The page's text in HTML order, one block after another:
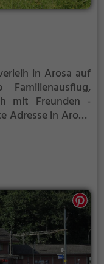
in Arosa auf
Familienausflug,
mit Freunden -
in Arosa.
auf ihre